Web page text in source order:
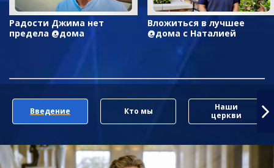
Радости Джима нет
предела @дома
Вложиться в лучшее
@дома с Наталией
Введение Кто мы
Наши
церкви